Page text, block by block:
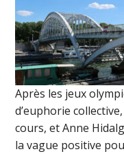
Après les jeux
d’euphorie
cours, et Anne
la vague positive